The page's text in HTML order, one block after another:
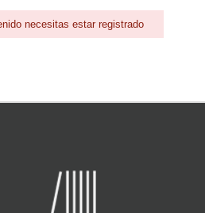
necesitas estar registrado